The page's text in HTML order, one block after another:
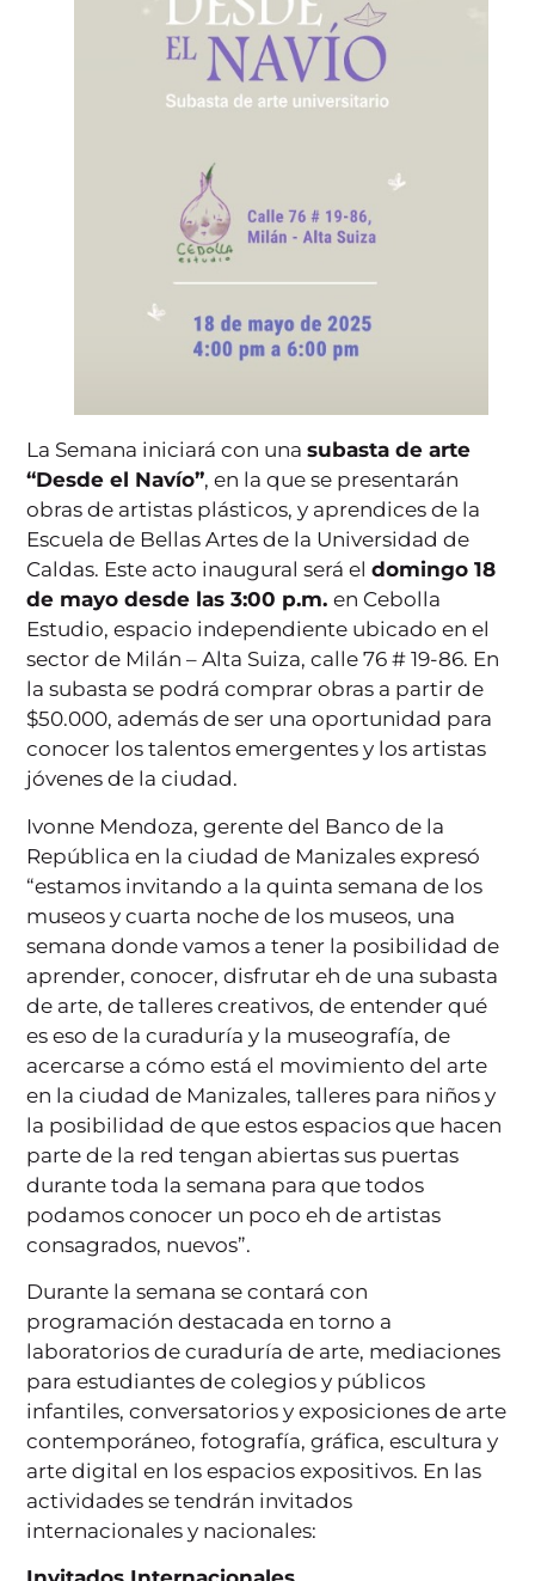
La Semana iniciará con unasubasta de arte
“Desde el Navío”, en la que se presentarán
obras de artistas plásticos, y aprendices de la
Escuela de Bellas Artes de la Universidad de
Caldas. Este acto inaugural será eldomingo 18
de mayo desde las 3:00 p.m.en Cebolla
Estudio, espacio independiente ubicado en el
sector de Milán – Alta Suiza, calle 76 # 19-86. En
la subasta se podrá comprar obras a partir de
$50.000, además de ser una oportunidad para
conocer los talentos emergentes y los artistas
jóvenes de la ciudad.
Ivonne Mendoza, gerente del Banco de la
República en la ciudad de Manizales expresó
“estamos invitando a la quinta semana de los
museos y cuarta noche de los museos, una
semana donde vamos a tener la posibilidad de
aprender, conocer, disfrutar eh de una subasta
de arte, de talleres creativos, de entender qué
es eso de la curaduría y la museografía, de
acercarse a cómo está el movimiento del arte
en la ciudad de Manizales, talleres para niños y
la posibilidad de que estos espacios que hacen
parte de la red tengan abiertas sus puertas
durante toda la semana para que todos
podamos conocer un poco eh de artistas
consagrados, nuevos”.
Durante la semana se contará con
programación destacada en torno a
laboratorios de curaduría de arte, mediaciones
para estudiantes de colegios y públicos
infantiles, conversatorios y exposiciones de arte
contemporáneo, fotografía, gráfica, escultura y
arte digital en los espacios expositivos. En las
actividades se tendrán invitados
internacionales y nacionales: